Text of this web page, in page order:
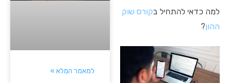
למה כדאי להתחיל בקורס שוק
ההון?
למאמר המלא »